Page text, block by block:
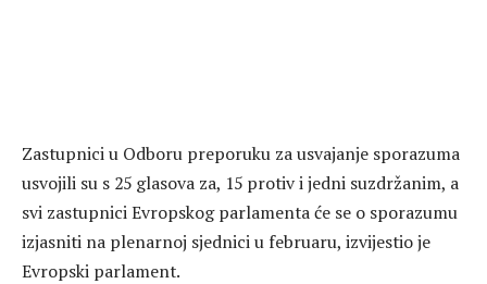
Zastupnici u Odboru preporuku za usvajanje sporazuma
usvojili su s 25 glasova za, 15 protiv i jedni suzdržanim, a
svi zastupnici Evropskog parlamenta će se o sporazumu
izjasniti na plenarnoj sjednici u februaru, izvijestio je
Evropski parlament.